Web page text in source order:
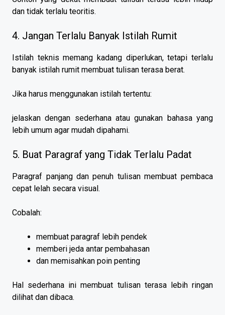
dan tidak terlalu teoritis.
4. Jangan Terlalu Banyak Istilah Rumit
Istilah teknis memang kadang diperlukan, tetapi terlalu
banyak istilah rumit membuat tulisan terasa berat.
Jika harus menggunakan istilah tertentu:
jelaskan dengan sederhana atau gunakan bahasa yang
lebih umum agar mudah dipahami.
5. Buat Paragraf yang Tidak Terlalu Padat
Paragraf panjang dan penuh tulisan membuat pembaca
cepat lelah secara visual.
Cobalah:
membuat paragraf lebih pendek
memberi jeda antar pembahasan
dan memisahkan poin penting
Hal sederhana ini membuat tulisan terasa lebih ringan
dilihat dan dibaca.